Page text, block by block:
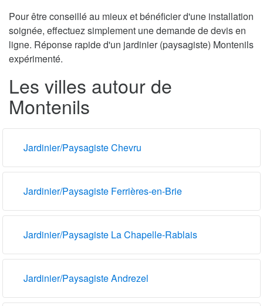
Pour être conseillé au mieux et bénéficier d'une installation
soignée, effectuez simplement une demande de devis en
ligne. Réponse rapide d'un jardinier (paysagiste) Montenils
expérimenté.
Les villes autour de
Montenils
Jardinier/Paysagiste Chevru
Jardinier/Paysagiste Ferrières-en-Brie
Jardinier/Paysagiste La Chapelle-Rablais
Jardinier/Paysagiste Andrezel